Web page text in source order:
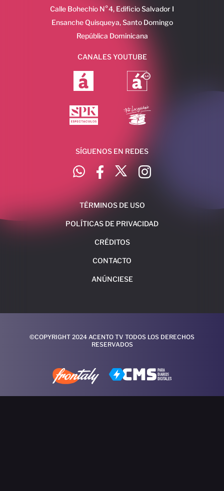
Calle Bohechio N°4, Edificio Salvador I
Ensanche Quisqueya, Santo Domingo
República Dominicana
CANALES YOUTUBE
SÍGUENOS EN REDES
TÉRMINOS DE USO
POLÍTICAS DE PRIVACIDAD
CRÉDITOS
CONTACTO
ANÚNCIESE
©COPYRIGHT 2024 ACENTO TV TODOS LOS DERECHOS
RESERVADOS